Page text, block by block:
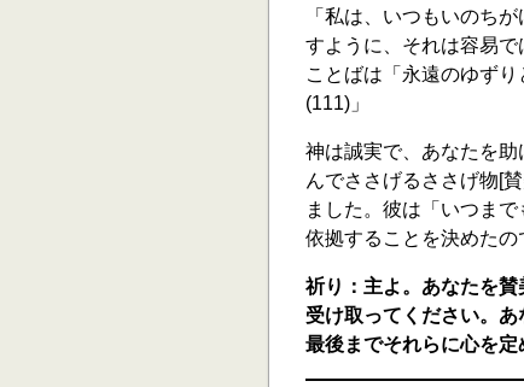
「私は、いつもいのち
すように、それは容易
ことばは「永遠のゆず
(111)」
神は誠実で、あなたを
んでささげるささげ物[
ました。彼は「いつま
依拠することを決めたの
祈り：主よ。あなたを
受け取ってください。
最後までそれらに心を定